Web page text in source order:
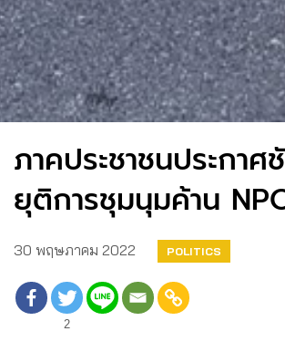
ภาคประชาชนประกาศ
ยุติการชุมนุมค้าน
30 พฤษภาคม 2022 POLITICS
2